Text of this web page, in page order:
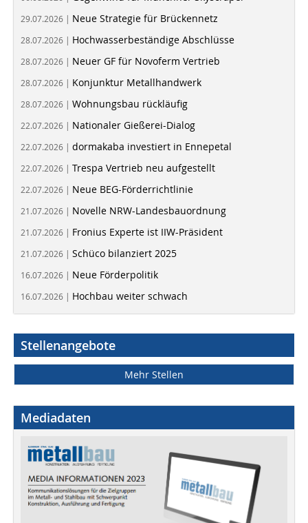
29.07.2026 | Neue Strategie für Brückennetz
28.07.2026 | Hochwasserbeständige Abschlüsse
28.07.2026 | Neuer GF für Novoferm Vertrieb
28.07.2026 | Konjunktur Metallhandwerk
28.07.2026 | Wohnungsbau rückläufig
22.07.2026 | Nationaler Gießerei-Dialog
22.07.2026 | dormakaba investiert in Ennepetal
22.07.2026 | Trespa Vertrieb neu aufgestellt
22.07.2026 | Neue BEG-Förderrichtlinie
21.07.2026 | Novelle NRW-Landesbauordnung
21.07.2026 | Fronius Experte ist IIW-Präsident
21.07.2026 | Schüco bilanziert 2025
16.07.2026 | Neue Förderpolitik
16.07.2026 | Hochbau weiter schwach
Stellenangebote
Mehr Stellen
Mediadaten